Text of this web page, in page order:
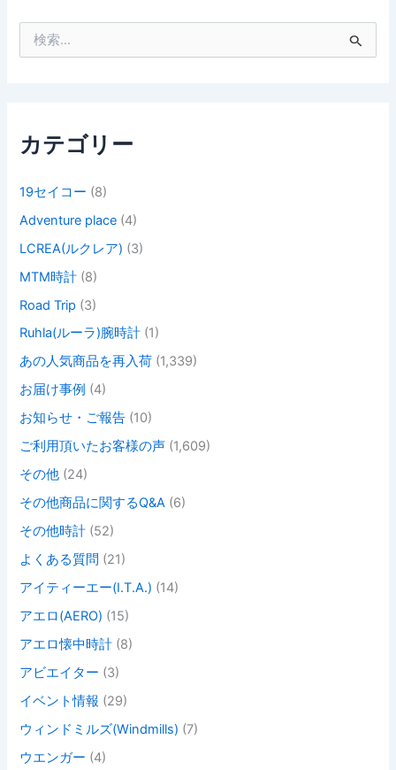
カテゴリー
19セイコー (8)
Adventure place (4)
LCREA(ルクレア) (3)
MTM時計 (8)
Road Trip (3)
Ruhla(ルーラ)腕時計 (1)
あの人気商品を再入荷 (1,339)
お届け事例 (4)
お知らせ・ご報告 (10)
ご利用頂いたお客様の声 (1,609)
その他 (24)
その他商品に関するQ&A (6)
その他時計 (52)
よくある質問 (21)
アイティーエー(I.T.A.) (14)
アエロ(AERO) (15)
アエロ懐中時計 (8)
アビエイター (3)
イベント情報 (29)
ウィンドミルズ(Windmills) (7)
ウエンガー (4)